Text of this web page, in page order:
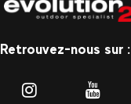
Retrouvez-nous sur :